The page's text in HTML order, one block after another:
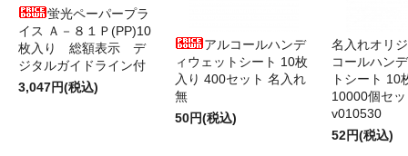
蛍光ペーパープラ
イス Ａ－８１Ｐ(PP)10
枚入り 総額表示 デ
ジタルガイドライン付
3,047円(税込)
アルコールハンデ
ィウェットシート 10枚
入り 400セット 名入れ
無
50円(税込)
名入れオリ
コールハン
トシート 10
10000個セ
v010530
52円(税込)